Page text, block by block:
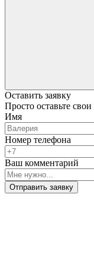
Оставить заявку
Просто оставьте
Имя
Номер телефона
Ваш комментарий
Отправить заявку